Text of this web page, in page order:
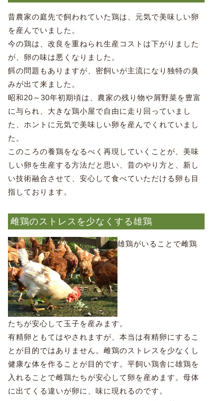
昔農家の庭先で飼われていた鶏は、元気で美味しい卵
を産んでいました。
今の鶏は、改良を重ねられ生産コストは下がりました
が、卵の味は悪くなりました。
餌の問題もありますが、密飼いが主流になり独特の臭
みが出て来ました。
昭和20～30年初期頃は、農家の残り物や屑野菜を豊富
に与られ、大きな鶏小屋で自由に走り回っていまし
た、ホントに元気で美味しい卵を産んでくれていまし
た。
このころの養鶏をなるべく再現していくことが、美味
しい卵を生産する方法だと思い、昔のやり方と、新し
い技術融合させて、安心して食べていただける卵も目
指しております。
雌鶏のストレスを少なくする雄鶏
雄鶏がいることで雌鶏
たちが安心して玉子を産みます。
有精卵ともてはやされますが、本当は有精卵にするこ
とが目的ではありません。雌鶏のストレスを少なくし
健康な体を作ることが目的です。平飼い鶏舎に雄鶏を
入れることで雌鶏たちが安心して卵を産めます。母体
に出てくる違いが卵に、味に現れるのです。